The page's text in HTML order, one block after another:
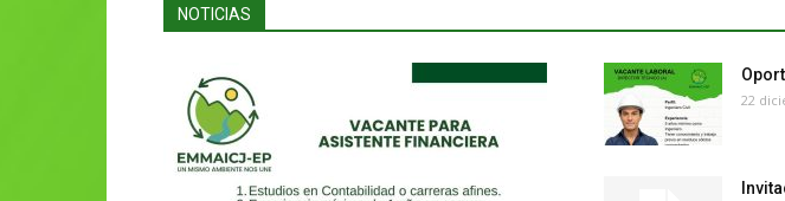
NOTICIAS
22